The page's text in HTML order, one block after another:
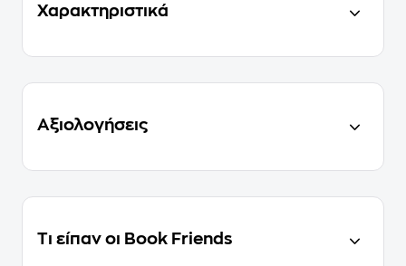
Χαρακτηριστικά
Αξιολογήσεις
Τι είπαν οι Book Friends